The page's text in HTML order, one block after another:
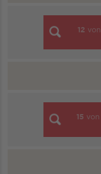
12 von
15 von